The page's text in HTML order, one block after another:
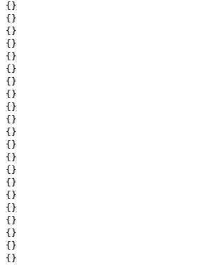
{}
{}
{}
{}
{}
{}
{}
{}
{}
{}
{}
{}
{}
{}
{}
{}
{}
{}
{}
{}
{}